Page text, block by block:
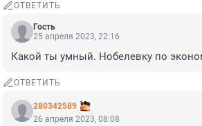
ОТВЕТИТЬ
Гость
25 апреля 2023, 22:16
Какой ты умный. Нобелевку по
ОТВЕТИТЬ
280342589
26 апреля 2023, 08:08